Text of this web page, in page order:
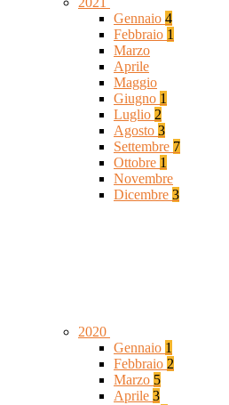
Gennaio 4
Febbraio 1
Marzo
Aprile
Maggio
Giugno 1
Luglio 2
Agosto 3
Settembre 7
Ottobre 1
Novembre
Dicembre 3
2020
Gennaio 1
Febbraio 2
Marzo 5
Aprile 3